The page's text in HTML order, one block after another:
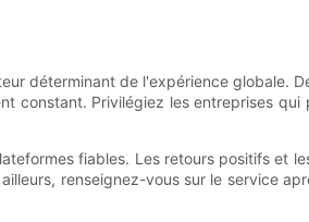
déterminant de l'expérience globale.
constant. Privilégiez les entreprises
fiables. Les retours positifs et
renseignez-vous sur le service